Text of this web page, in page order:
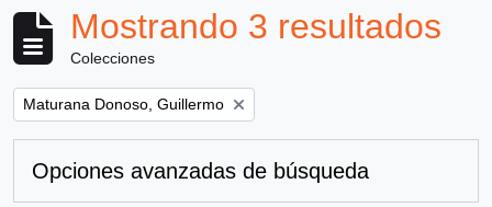
Mostrando 3 resultados
Colecciones
Remove filter:
Maturana Donoso, Guillermo
Opciones avanzadas de búsqueda